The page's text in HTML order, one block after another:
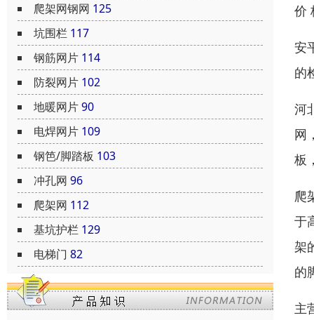
爬架网钢网 125
坑围栏 117
钢筋网片 114
防裂网片 102
地暖网片90
电焊网片 109
钢笆/脚踏板 103
冲孔网 96
爬架网 112
基坑护栏 129
电梯门 82
价
安
的
河
网
板
爬
于
架
的
主